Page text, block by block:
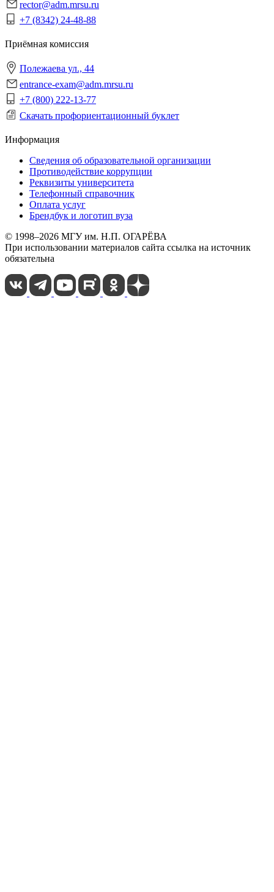
rector@adm.mrsu.ru
+7 (8342) 24-48-88
Приёмная комиссия
Полежаева ул., 44
entrance-exam@adm.mrsu.ru
+7 (800) 222-13-77
Скачать профориентационный буклет
Информация
Сведения об образовательной организации
Противодействие коррупции
Реквизиты университета
Телефонный справочник
Оплата услуг
Брендбук и логотип вуза
© 1998–2026 МГУ им. Н.П. ОГАРЁВА
При использовании материалов сайта ссылка на источник
обязательна